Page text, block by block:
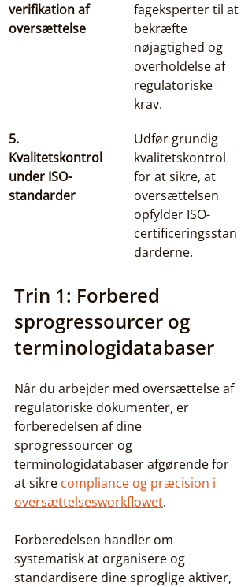
verifikation af
oversættelse
fageksperter til at
bekræfte
nøjagtighed og
overholdelse af
regulatoriske
krav.
5.
Kvalitetskontrol
under ISO-
standarder
Udfør grundig
kvalitetskontrol
for at sikre, at
oversættelsen
opfylder ISO-
certificeringsstan
darderne.
Trin 1: Forbered
sprogressourcer og
terminologidatabaser
Når du arbejder med oversættelse af
regulatoriske dokumenter, er
forberedelsen af dine
sprogressourcer og
terminologidatabaser afgørende for
at sikre compliance og præcision i
oversættelsesworkflowet.
Forberedelsen handler om
systematisk at organisere og
standardisere dine sproglige aktiver,